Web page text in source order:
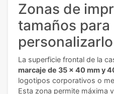
Zonas de
tamaños para
personalizarlo
La superficie frontal de la
marcaje de 35 x 40 mm y
logotipos corporativos o
Esta zona permite máxima